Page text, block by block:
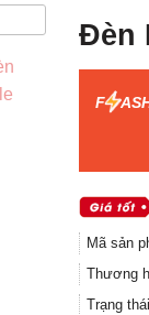
Đèn
F
Mã sản
Thương
Trạng